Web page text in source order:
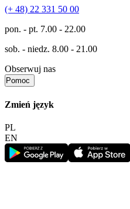
(+ 48) 22 331 50 00
pon. - pt. 7.00 - 22.00
sob. - niedz. 8.00 - 21.00
Obserwuj nas
Pomoc
Zmień język
PL
EN